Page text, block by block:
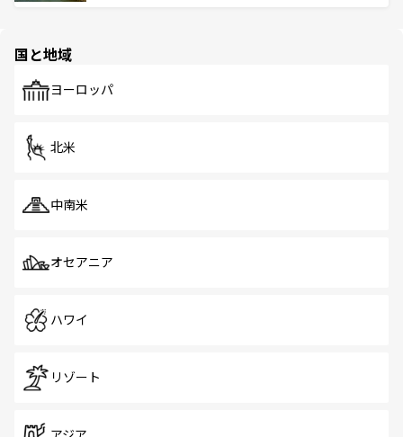
で、ホーカーズは地元の風情を楽しめる外せないスポット
国と地域
ヨーロッパ
北米
中南米
オセアニア
ハワイ
リゾート